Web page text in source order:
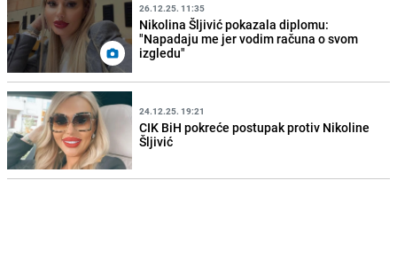
26.12.25. 11:35
Nikolina Šljivić pokazala diplomu:
"Napadaju me jer vodim računa o svom
izgledu"
24.12.25. 19:21
CIK BiH pokreće postupak protiv Nikoline
Šljivić